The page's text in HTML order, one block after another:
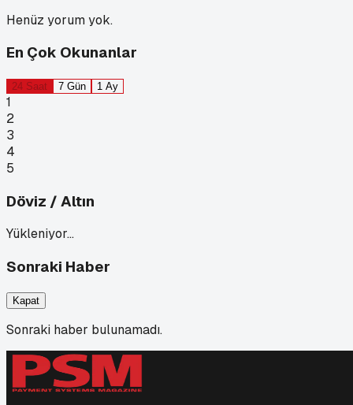
Henüz yorum yok.
En Çok Okunanlar
24 Saat 7 Gün 1 Ay
1
2
3
4
5
Döviz / Altın
Yükleniyor…
Sonraki Haber
Kapat
Sonraki haber bulunamadı.